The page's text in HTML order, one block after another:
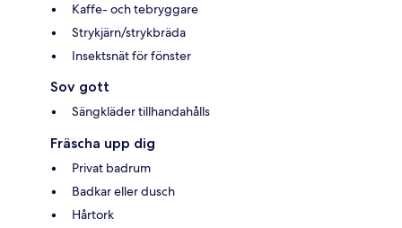
Kaffe- och tebryggare
Strykjärn/strykbräda
Insektsnät för fönster
Sov gott
Sängkläder tillhandahålls
Fräscha upp dig
Privat badrum
Badkar eller dusch
Hårtork